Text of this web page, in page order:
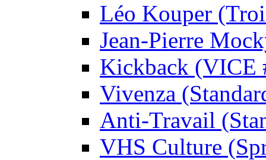
Léo Kouper
Jean-Pierre
Kickback (VICE
Vivenza
Anti-Travail
VHS Culture